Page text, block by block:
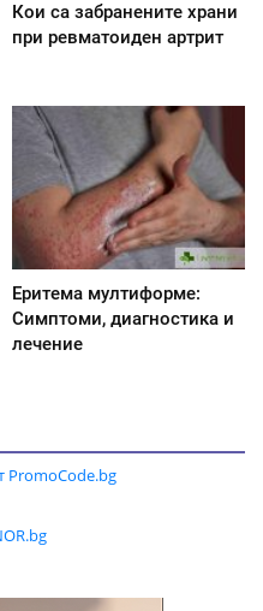
Кои са забранените храни
при ревматоиден артрит
Еритема мултиформе:
Симптоми, диагностика и
лечение
PromoCode.bg